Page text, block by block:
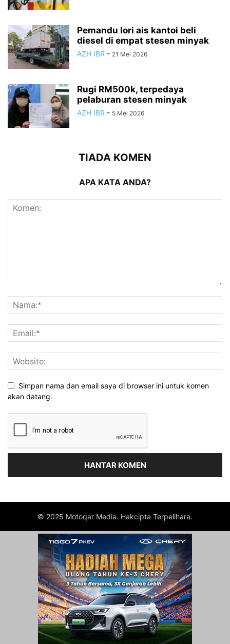
Pemandu lori ais kantoi beli
diesel di empat stesen minyak
AZH IBR - 21 Mei 2026
Rugi RM500k, terpedaya
pelaburan stesen minyak
AZH IBR - 5 Mei 2026
TIADA KOMEN
APA KATA ANDA?
Simpan nama dan email saya di browser ini untuk komen
akan datang.
© 2025 Motoqar Media. Hakcipta Terpelihara.